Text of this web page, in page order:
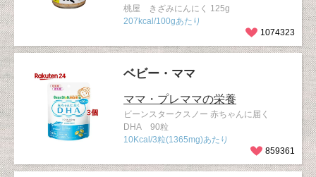
桃屋 きざみにんにく 125g
207kcal/100gあたり
1074323
ベビー・ママ
ママ・プレママの栄養
ビーンスタークスノー 赤ちゃんに届く
DHA 90粒
10Kcal/3粒(1365mg)あたり
859361